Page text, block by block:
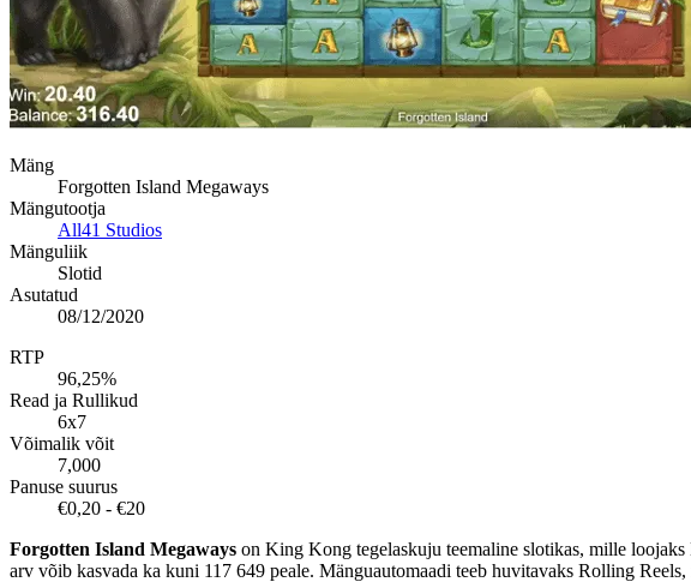
Mäng
Forgotten Island Megaways
Mängutootja
All41 Studios
Mänguliik
Slotid
Asutatud
08/12/2020
RTP
96,25%
Read ja Rullikud
6x7
Võimalik võit
7,000
Panuse suurus
€0,20 - €20
Forgotten Island Megaways on King Kong tegelaskuju teemaline slotikas, mille
arv võib kasvada ka kuni 117 649 peale. Mänguautomaadi teeb huvitavaks Rolling